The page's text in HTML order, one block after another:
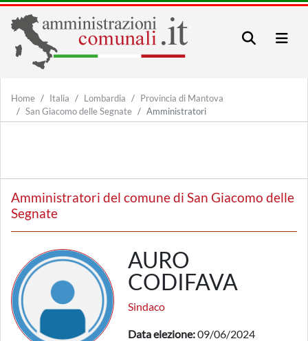
Home Italia Lombardia
Provincia di Mantova
San Giacomo delle Segnate
Amministratori
Amministratori del comune di San Giacomo delle
Segnate
AURO
CODIFAVA
Sindaco
Data elezione:09/06/2024